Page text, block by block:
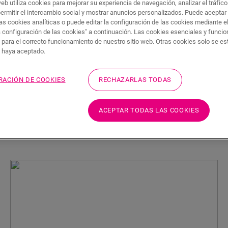
Utilice el filtro de búsqueda para descubrir todas las
quiere buscar para ir directamente a la información
MEDIO AMBIENTE
LAMINADOS
utiliza cookies para mejorar su experiencia de navegación, analizar el
el intercambio social y mostrar anuncios personalizados. Puede aceptar
cookies analíticas o puede editar la configuración de las cookies mediante
configuración de las cookies" a continuación. Las cookies esenciales y
el correcto funcionamiento de nuestro sitio web. Otras cookies solo se
aceptado.
DE COOKIES RECHAZARLAS TODAS
ACEPTAR TODAS LAS COOKIES